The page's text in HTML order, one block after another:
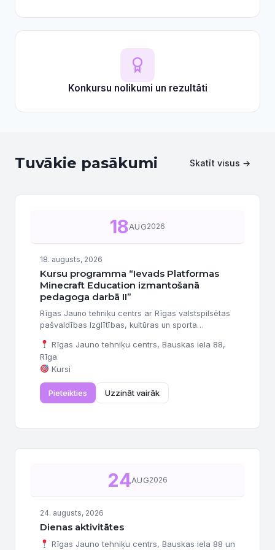
Konkursu nolikumi un rezultāti
Tuvākie pasākumi Skatīt visus →
18AUG2026
18. augusts, 2026
Kursu programma “Ievads Platformas
Minecraft Education izmantošanā
pedagoga darbā II”
Rīgas Jauno tehniķu centrs ar Rīgas valstspilsētas
pašvaldības Izglītības, kultūras un sporta
aicina pieteikties interešu izglītības programmu
pedagogus, izglītības metodiķus un direktoru
vietniekus profesionālās kompetences pilnveides
programmas apguvei “Ievads Platformas Minecraft
Education izmantošanā pedagoga darbā II” (12
Vieta un laiks: Paredzēti...
Rīgas Jauno tehniķu centrs, Bauskas iela 88,
Rīga
Kursi
Pieteikties Uzzināt vairāk
24AUG2026
24. augusts, 2026
Dienas aktivitātes
Rīgas Jauno tehniķu centrs, Bauskas iela 88 un